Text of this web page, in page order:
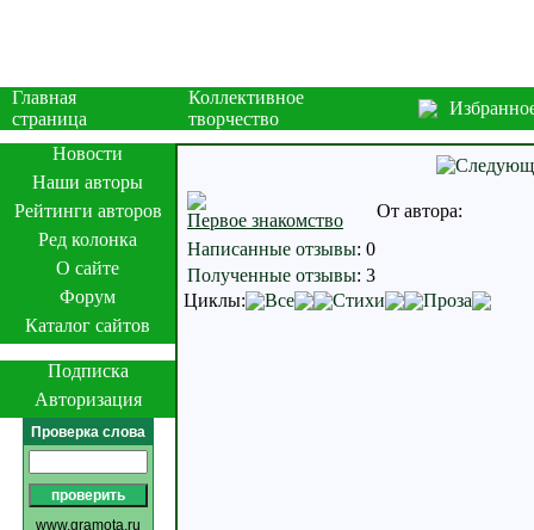
Главная
страница
Коллективное
творчество
Новости
Наши авторы
Рейтинги авторов
Ред колонка
О сайте
Форум
Каталог сайтов
Подписка
Авторизация
Проверка слова
www.gramota.ru
Первое знакомство
От автора:
Написанные отзывы: 0
Полученные отзывы: 3
Циклы:
Все Стихи Проза